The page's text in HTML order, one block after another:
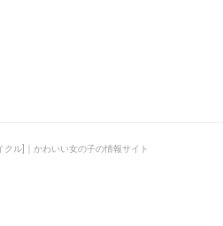
クル]｜かわいい女の子の情報サイト